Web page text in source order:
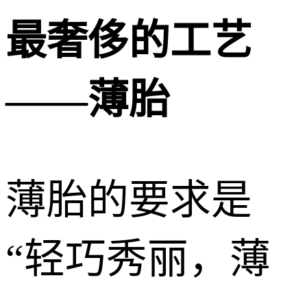
最奢侈的工艺
——薄胎
薄胎的要求是
“轻巧秀丽，薄